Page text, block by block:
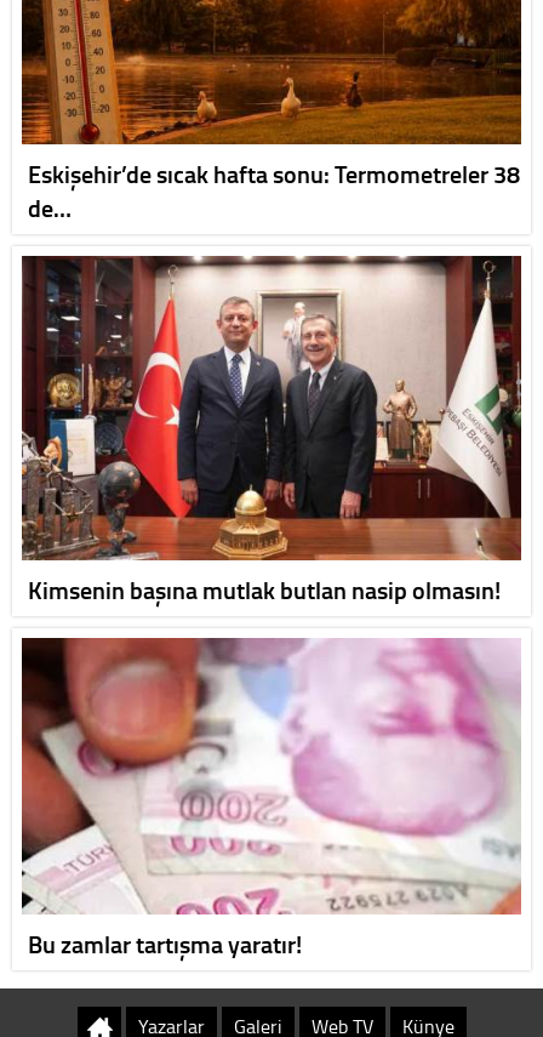
Eskişehir’de sıcak hafta sonu: Termometreler 38
de…
Kimsenin başına mutlak butlan nasip olmasın!
Bu zamlar tartışma yaratır!
Yazarlar Galeri Web TV Künye